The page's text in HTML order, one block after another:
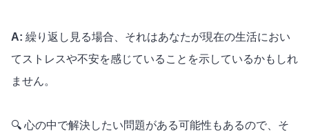
A: 繰り返し見る場合、それはあなたが現在の生活におい
てストレスや不安を感じていることを示しているかもしれ
ません。
🔍 心の中で解決したい問題がある可能性もあるので、そ